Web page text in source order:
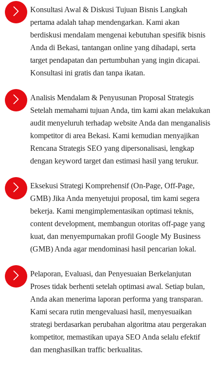
Konsultasi Awal & Diskusi Tujuan Bisnis Langkah
pertama adalah tahap mendengarkan. Kami akan
berdiskusi mendalam mengenai kebutuhan spesifik bisnis
Anda di Bekasi, tantangan online yang dihadapi, serta
target pendapatan dan pertumbuhan yang ingin dicapai.
Konsultasi ini gratis dan tanpa ikatan.
Analisis Mendalam & Penyusunan Proposal Strategis
Setelah memahami tujuan Anda, tim kami akan melakukan
audit menyeluruh terhadap website Anda dan menganalisis
kompetitor di area Bekasi. Kami kemudian menyajikan
Rencana Strategis SEO yang dipersonalisasi, lengkap
dengan keyword target dan estimasi hasil yang terukur.
Eksekusi Strategi Komprehensif (On-Page, Off-Page,
GMB) Jika Anda menyetujui proposal, tim kami segera
bekerja. Kami mengimplementasikan optimasi teknis,
content development, membangun otoritas off-page yang
kuat, dan menyempurnakan profil Google My Business
(GMB) Anda agar mendominasi hasil pencarian lokal.
Pelaporan, Evaluasi, dan Penyesuaian Berkelanjutan
Proses tidak berhenti setelah optimasi awal. Setiap bulan,
Anda akan menerima laporan performa yang transparan.
Kami secara rutin mengevaluasi hasil, menyesuaikan
strategi berdasarkan perubahan algoritma atau pergerakan
kompetitor, memastikan upaya SEO Anda selalu efektif
dan menghasilkan traffic berkualitas.